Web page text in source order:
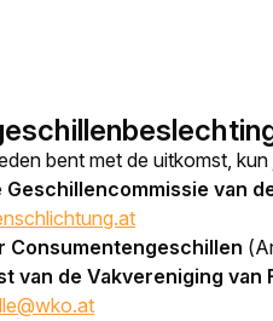
bent met de uitkomst,
Geschillencommissie van
Consumentengeschillen (
van de Vakvereniging